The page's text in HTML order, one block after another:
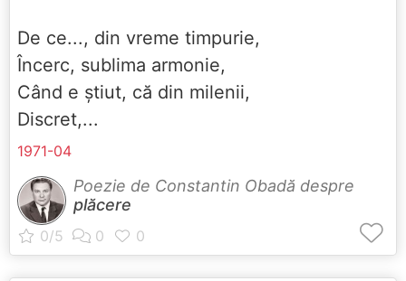
De ce..., din vreme timpurie,
Încerc, sublima armonie,
Când e știut, că din milenii,
Discret,...
1971-04
Poezie de Constantin Obadă despre
plăcere